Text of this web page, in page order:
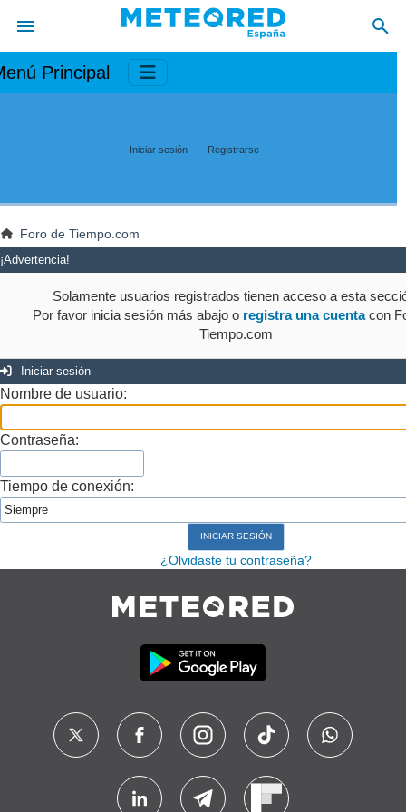
Principal
Iniciar sesión Registrarse
Foro de Tiempo.com
¡Advertencia!
Solamente usuarios registrados tienen acceso a esta
Por favor inicia sesión más abajo o registra una cuentacon
Tiempo.com
Iniciar sesión
Nombre de usuario:
Contraseña:
Tiempo de conexión:
¿Olvidaste tu contraseña?